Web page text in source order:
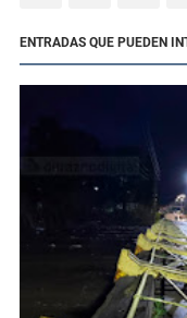
ENTRADAS QUE PUEDEN